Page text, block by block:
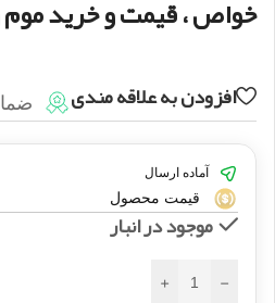
خواص ، قیمت و خرید
افزودن به علاقه مندی
آماده ارسال
قیمت محصول
موجود در انبار
-
+